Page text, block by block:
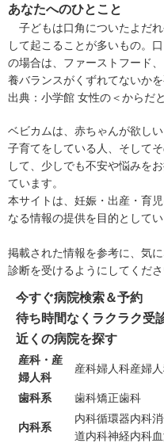
あなたへのひとこと
子どもは口角についたよだ
して起こることが多いもの。
の場合は、ファーストフード
養バランスがくずれてないかを
出典： 小学館 女性の＜からだ
ベビカムは、赤ちゃんが欲し
子育てをしている人、そして
して、少しでも不安や悩みを
ています。
本サイトは、妊娠・出産・育
なる情報の提供を目的としてい
掲載された情報を参考に、気
診断を受けるようにしてくださ
今すぐ病院検索＆予約
待ち時間なくラクラク受
近くの病院を探す
産科・産
婦人科
産科婦人科産婦
歯科系 歯科矯正歯科
内科系
内科循環器内科
道内科神経内科